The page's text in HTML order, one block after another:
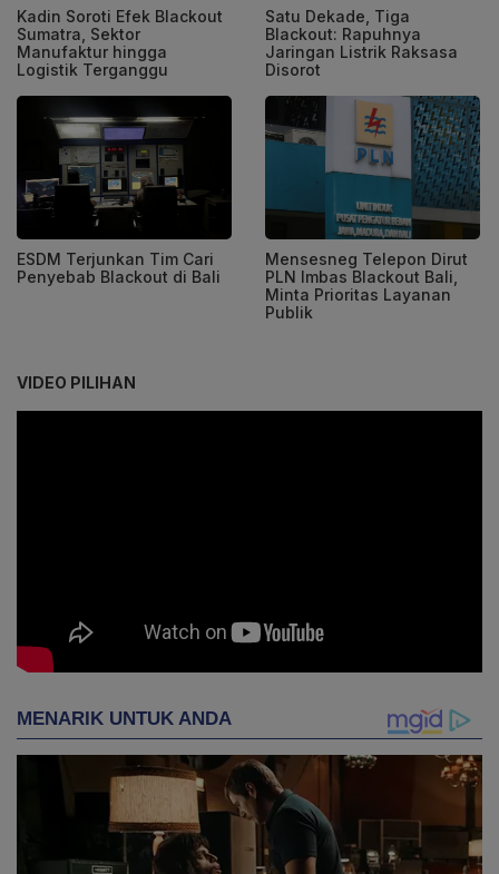
Kadin Soroti Efek Blackout
Sumatra, Sektor
Manufaktur hingga
Logistik Terganggu
Satu Dekade, Tiga
Blackout: Rapuhnya
Jaringan Listrik Raksasa
Disorot
ESDM Terjunkan Tim Cari
Penyebab Blackout di Bali
Mensesneg Telepon Dirut
PLN Imbas Blackout Bali,
Minta Prioritas Layanan
Publik
VIDEO PILIHAN